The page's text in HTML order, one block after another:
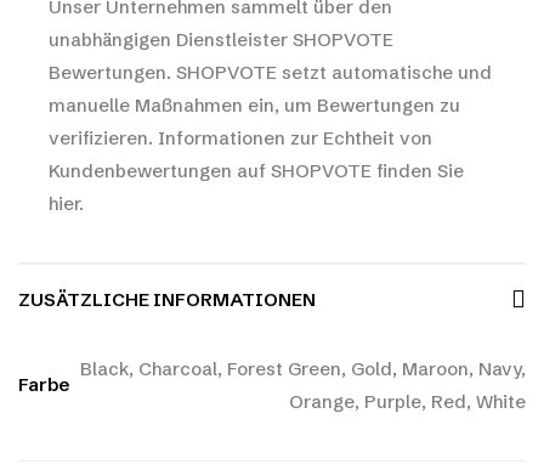
Unser Unternehmen sammelt über den
unabhängigen Dienstleister SHOPVOTE
Bewertungen. SHOPVOTE setzt automatische und
manuelle Maßnahmen ein, um Bewertungen zu
verifizieren. Informationen zur Echtheit von
Kundenbewertungen auf SHOPVOTE finden Sie
hier.
ZUSÄTZLICHE INFORMATIONEN
Farbe
Black, Charcoal, Forest Green, Gold, Maroon, Navy,
Orange, Purple, Red, White